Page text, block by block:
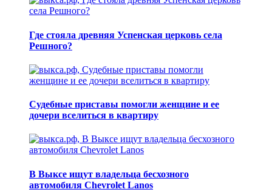
Где стояла древняя Успенская церковь села
Решного?
Судебные приставы помогли женщине и ее
дочери вселиться в квартиру
В Выксе ищут владельца бесхозного
автомобиля Chevrolet Lanos